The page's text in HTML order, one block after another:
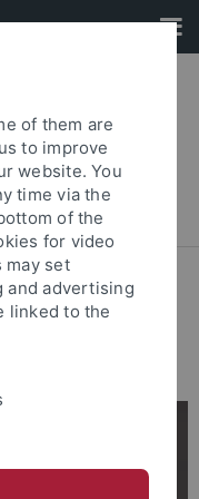
in den
& KI
of them are
to improve
website. You
time via the
of the
for video
may set
and advertising
linked to the